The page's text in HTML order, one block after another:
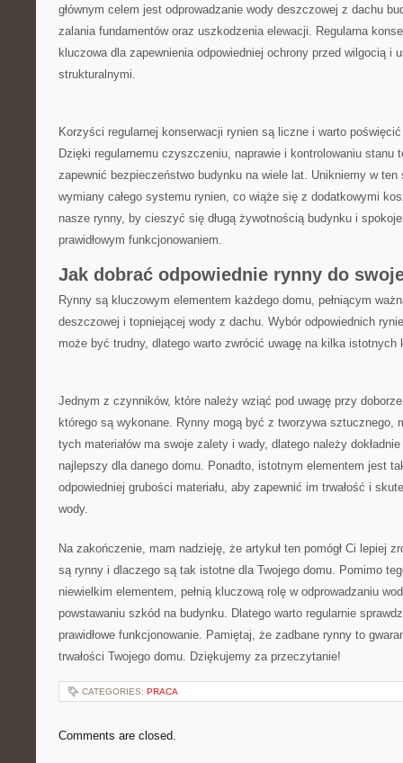
głównym celem jest odprowadzanie wody ⁣deszczowej z ​dachu
‍zalania fundamentów oraz ⁤uszkodzenia elewacji. Regularna
kluczowa‌ dla zapewnienia odpowiedniej ochrony​ przed wilgocią i‍
strukturalnymi.
Korzyści regularnej konserwacji rynien są liczne i warto
⁤Dzięki regularnemu czyszczeniu, naprawie i kontrolowaniu stanu
zapewnić ‌bezpieczeństwo budynku na wiele lat.‌ Unikniemy w
wymiany całego⁣ systemu rynien, co wiąże się ⁢z ‌dodatkowymi
nasze⁤ rynny,⁢ by cieszyć​ się długą żywotnością ​budynku i
prawidłowym funkcjonowaniem.
Jak dobrać odpowiednie ‍rynny do
Rynny ​są kluczowym elementem każdego‌ domu, ​pełniącym
deszczowej i topniejącej wody z‌ dachu. Wybór ‍odpowiednich
może być⁤ trudny, dlatego warto zwrócić ​uwagę na ‌kilka‍ istotnych
Jednym z‌ czynników, które należy ⁣wziąć⁢ pod uwagę ‍przy
którego są⁣ wykonane. Rynny mogą być z tworzywa sztucznego,
tych materiałów ma swoje zalety i wady, dlatego należy⁤
najlepszy dla danego domu. Ponadto, istotnym elementem jest⁣
odpowiedniej grubości materiału, aby​ zapewnić ⁢im ⁤trwałość i
wody.
Na zakończenie, ⁣mam nadzieję, ‌że artykuł ⁤ten‍ pomógł Ci lepiej
są rynny i dlaczego są tak istotne dla Twojego domu. Pomimo
niewielkim elementem, pełnią kluczową ⁤rolę⁤ w odprowadzaniu
powstawaniu szkód na ​budynku.⁢ Dlatego⁤ warto regularnie
prawidłowe funkcjonowanie. ​Pamiętaj, że zadbane‌ rynny to
trwałości Twojego ‍domu. ‌Dziękujemy za przeczytanie!
CATEGORIES: PRACA
Comments are closed.